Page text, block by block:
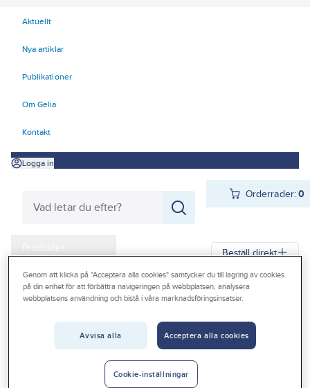
Aktuellt
Nya artiklar
Publikationer
Om Gelia
Kontakt
Logga in
Orderrader:0
Produkter
Kampanjer
Outlet
Beställ direkt
Gelia Produkter Arbetsplats Förvaring
Förvaringskärl
GÖRDETMEDRW
Tryckspruta
RW flyg-
Genom att klicka på "Acceptera alla cookies" samtycker du till lagring av cookies
på din enhet för att förbättra navigeringen på webbplatsen, analysera
webbplatsens användning och bistå i våra marknadsföringsinsatser.
Avvisa alla Acceptera alla cookies
Cookie-inställningar